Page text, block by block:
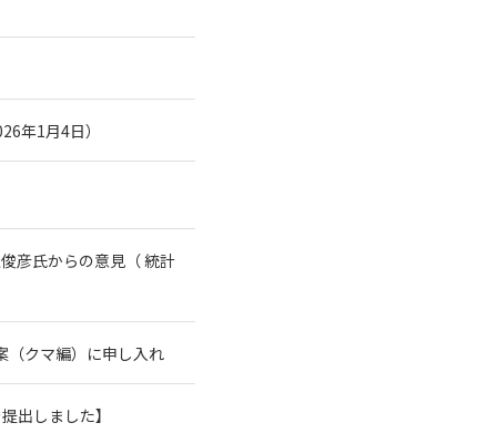
年1月4日）
彦氏からの意見（ 統計
クマ編）に申し入れ
出しました】